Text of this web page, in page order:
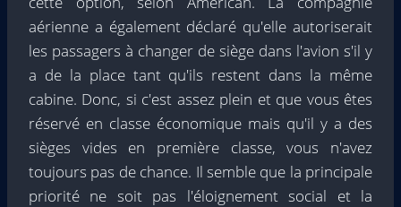
aérienne a également déclaré qu'elle autoriserait
les passagers à changer de siège dans l'avion s'il y
a de la place tant qu'ils restent dans la même
cabine. Donc, si c'est assez plein et que vous êtes
réservé en classe économique mais qu'il y a des
sièges vides en première classe, vous n'avez
toujours pas de chance. Il semble que la principale
priorité ne soit pas l'éloignement social et la